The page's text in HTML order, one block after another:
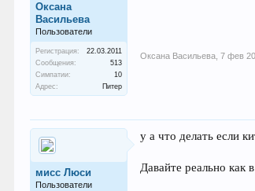
Оксана
Васильева
Пользователи
Регистрация:
22.03.2011
Сообщения:
513
Симпатии:
10
Адрес:
Питер
Оксана Васильева 7 фев
мисс Люси
Пользователи
у а что делать если
Давайте реально как